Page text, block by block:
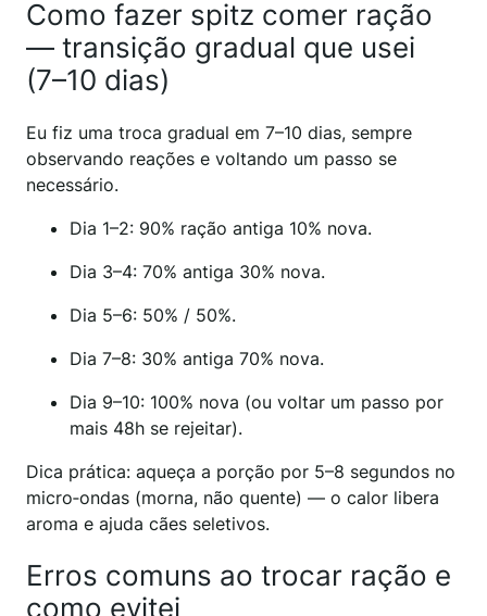
Como fazer spitz comer ração
— transição gradual que usei
(7–10 dias)
Eu fiz uma troca gradual em 7–10 dias, sempre
observando reações e voltando um passo se
necessário.
Dia 1–2: 90% ração antiga 10% nova.
Dia 3–4: 70% antiga 30% nova.
Dia 5–6: 50% / 50%.
Dia 7–8: 30% antiga 70% nova.
Dia 9–10: 100% nova (ou voltar um passo por
mais 48h se rejeitar).
Dica prática: aqueça a porção por 5–8 segundos no
micro‑ondas (morna, não quente) — o calor libera
aroma e ajuda cães seletivos.
Erros comuns ao trocar ração e
como evitei